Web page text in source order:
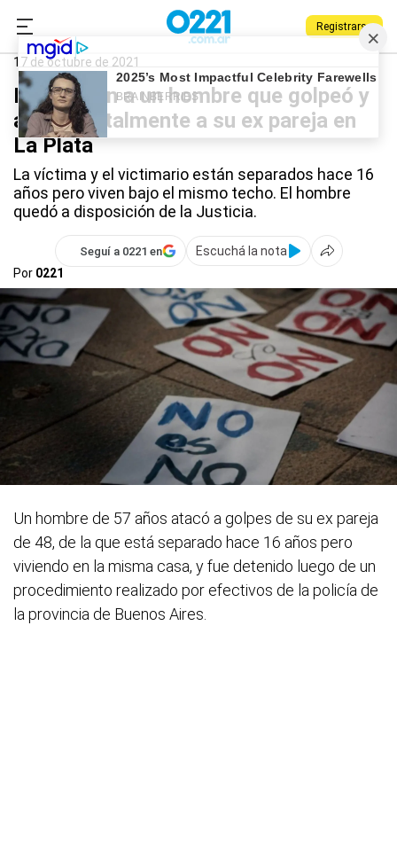
Registrarse
0221.com.ar
violencia de género
17 de octubre de 2021
Detuvieron a un hombre que golpeó y
atacó brutalmente a su ex pareja en
La Plata
La víctima y el victimario están separados hace 16
años pero viven bajo el mismo techo. El hombre
quedó a disposición de la Justicia.
Seguí a 0221 en
Escuchá la nota
Por 0221
Un hombre de 57 años atacó a golpes de su ex pareja
de 48, de la que está separado hace 16 años pero
viviendo en la misma casa, y fue detenido luego de un
procedimiento realizado por efectivos de la policía de
la provincia de Buenos Aires.